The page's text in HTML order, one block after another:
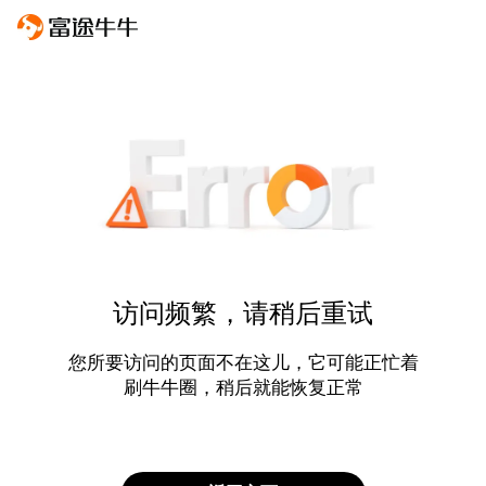
访问频繁，请稍后重试
您所要访问的页面不在这儿，它可能正忙着
刷牛牛圈，稍后就能恢复正常